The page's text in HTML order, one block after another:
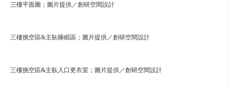
三樓平面圖；圖片提供／創研空間設計
三樓挑空區&主臥睡眠區；圖片提供／創研空間設計
三樓挑空區&主臥入口更衣室；圖片提供／創研空間設計